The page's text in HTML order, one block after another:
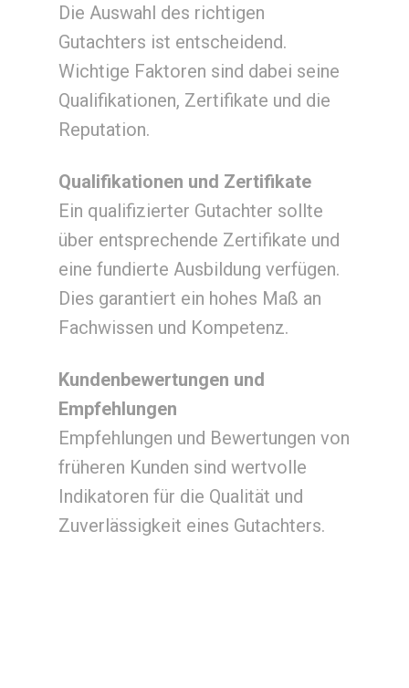
Die Auswahl des richtigen
Gutachters ist entscheidend.
Wichtige Faktoren sind dabei seine
Qualifikationen, Zertifikate und die
Reputation.
Qualifikationen und Zertifikate
Ein qualifizierter Gutachter sollte
über entsprechende Zertifikate und
eine fundierte Ausbildung verfügen.
Dies garantiert ein hohes Maß an
Fachwissen und Kompetenz.
Kundenbewertungen und
Empfehlungen
Empfehlungen und Bewertungen von
früheren Kunden sind wertvolle
Indikatoren für die Qualität und
Zuverlässigkeit eines Gutachters.